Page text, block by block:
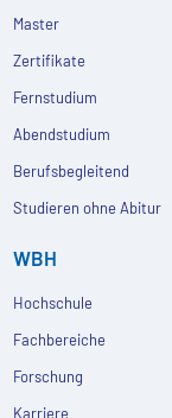
Master
Zertifikate
Fernstudium
Abendstudium
Berufsbegleitend
Studieren ohne Abitur
WBH
Hochschule
Fachbereiche
Forschung
Karriere